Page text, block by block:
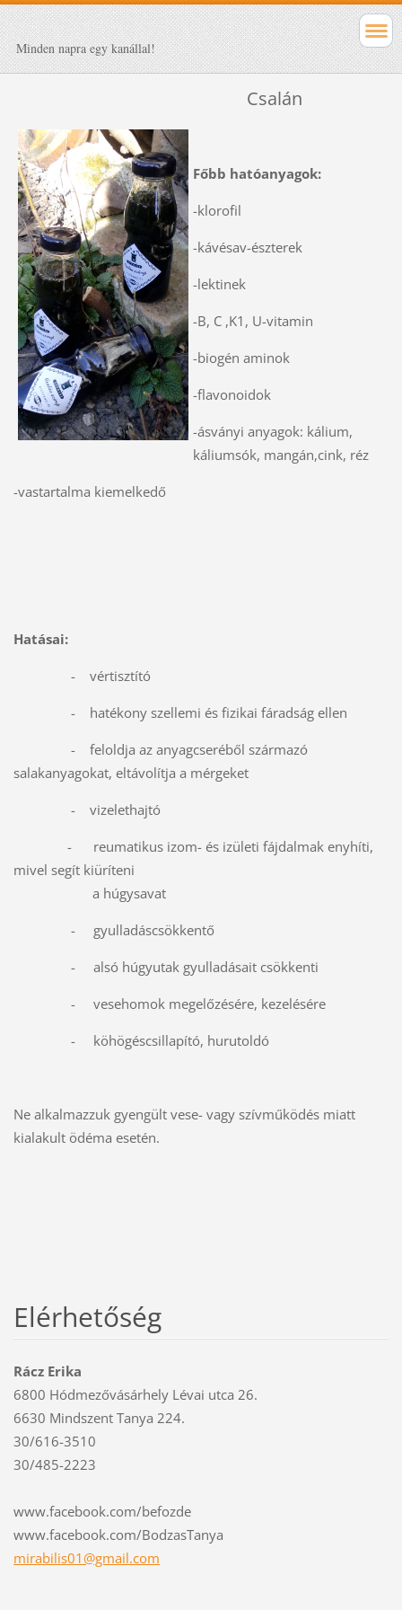
Minden napra egy kanállal!
Csalán
Főbb hatóanyagok:
-klorofil
-kávésav-észterek
-lektinek
-B, C ,K1, U-vitamin
-biogén aminok
-flavonoidok
-ásványi anyagok: kálium,
káliumsók, mangán,cink, réz
-vastartalma kiemelkedő
Hatásai:
- vértisztító
- hatékony szellemi és fizikai fáradság ellen
- feloldja az anyagcseréből származó
salakanyagokat, eltávolítja a mérgeket
- vizelethajtó
- reumatikus izom- és izületi fájdalmak enyhíti,
mivel segít kiüríteni
a húgysavat
- gyulladáscsökkentő
- alsó húgyutak gyulladásait csökkenti
- vesehomok megelőzésére, kezelésére
- köhögéscsillapító, hurutoldó
Ne alkalmazzuk gyengült vese- vagy szívműködés miatt
kialakult ödéma esetén.
Elérhetőség
Rácz Erika
6800 Hódmezővásárhely Lévai utca 26.
6630 Mindszent Tanya 224.
30/616-3510
30/485-2223
www.facebook.com/befozde
www.facebook.com/BodzasTanya
mirabilis01@gmail.com